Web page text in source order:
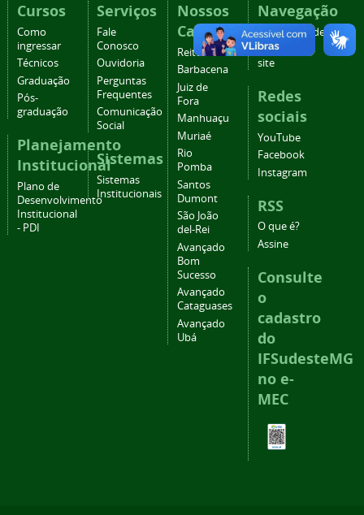
Cursos
Como
ingressar
Técnicos
Graduação
Pós-
graduação
Planejamento
Institucional
Plano de
Desenvolvimento
Institucional
- PDI
Serviços
Fale
Conosco
Ouvidoria
Perguntas
Frequentes
Comunicação
Social
Sistemas
Sistemas
Institucionais
Nossos
Campi
Reitoria
Barbacena
Juiz de
Fora
Manhuaçu
Muriaé
Rio
Pomba
Santos
Dumont
São João
del-Rei
Avançado
Bom
Sucesso
Avançado
Cataguases
Avançado
Ubá
Navegação
Acessibilidade
Mapa do
site
Redes
sociais
YouTube
Facebook
Instagram
RSS
O que é?
Assine
Consulte
o
cadastro
do
IFSudesteMG
no e-
MEC